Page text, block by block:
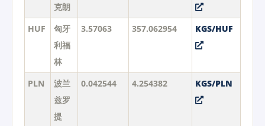
克朗
HUF
匈牙
利福
林
3.57063 357.062954 KGS/HUF
PLN
波兰
兹罗
提
0.042544 4.254382 KGS/PLN